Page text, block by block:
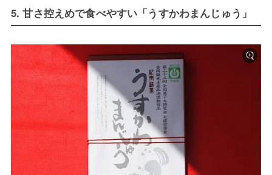
5. 甘さ控えめで食べやすい「うすかわまんじゅう」